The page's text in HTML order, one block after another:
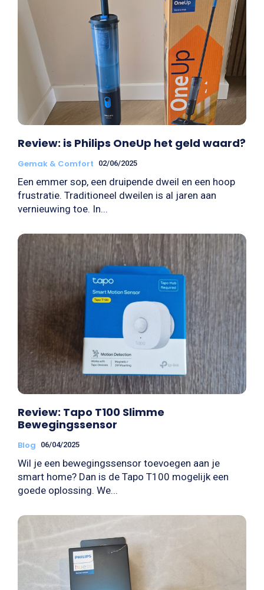
Review: is Philips OneUp het geld waard?
Gemak & Comfort 02/06/2025
Een emmer sop, een druipende dweil en een hoop
frustratie. Traditioneel dweilen is al jaren aan
vernieuwing toe. In...
Review: Tapo T100 Slimme
Bewegingssensor
Blog 06/04/2025
Wil je een bewegingssensor toevoegen aan je
smart home? Dan is de Tapo T100 mogelijk een
goede oplossing. We...